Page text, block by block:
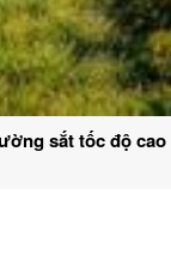
sắt tốc độ cao